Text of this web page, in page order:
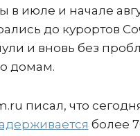
в июле и начале
до курортов
и вновь без
домам.
писал, что
более